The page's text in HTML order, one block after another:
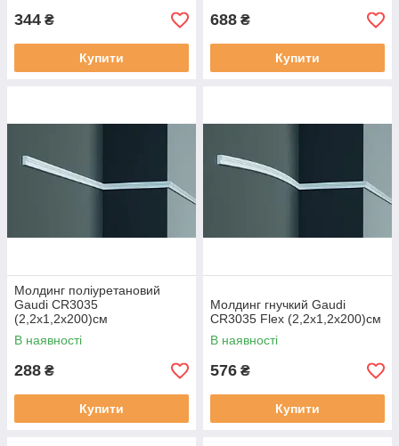
344 ₴
Купити
688 ₴
Купити
Молдинг поліуретановий
Gaudi CR3035
(2,2х1,2x200)см
В наявності
288 ₴
Купити
Молдинг гнучкий Gaudi
CR3035 Flex (2,2х1,2x200)см
В наявності
576 ₴
Купити